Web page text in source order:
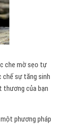
che mờ sẹo tự
chế sự tăng sinh
thương của bạn
phương pháp